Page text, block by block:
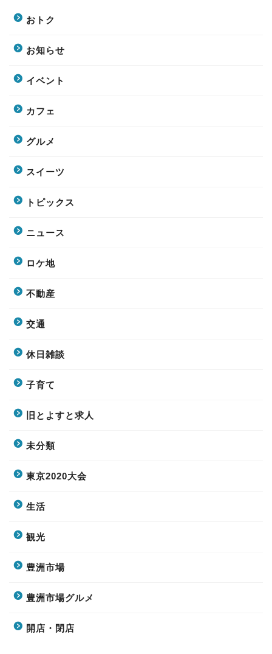
おトク
お知らせ
イベント
カフェ
グルメ
スイーツ
トピックス
ニュース
ロケ地
不動産
交通
休日雑談
子育て
旧とよすと求人
未分類
東京2020大会
生活
観光
豊洲市場
豊洲市場グルメ
開店・閉店